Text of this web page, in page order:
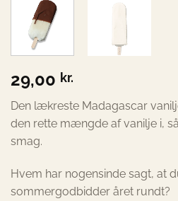
29,00 kr.
Den lækreste Madagascar
den rette mængde af vanilje i,
smag.
Hvem har nogensinde sagt, at
sommergodbidder året rundt?